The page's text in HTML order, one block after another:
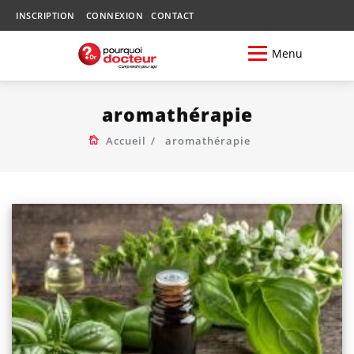
INSCRIPTION CONNEXION CONTACT
Menu
aromathérapie
Accueil aromathérapie